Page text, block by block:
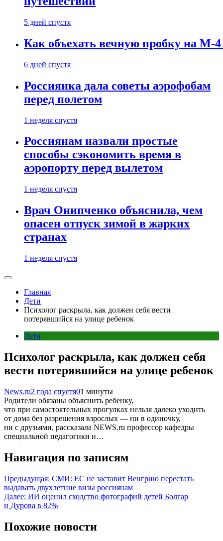
5 дней спустя
Как объехать вечную пробку на М-
6 дней спустя
Россиянка дала советы аэрофобам
перед полетом
1 неделя спустя
Россиянам назвали простые
способы сэкономить время в
аэропорту перед вылетом
1 неделя спустя
Врач Онипченко объяснила, чем
опасен отпуск зимой в жарких
странах
1 неделя спустя
Главная
Дети
Психолог раскрыла, как должен себя вести
потерявшийся на улице ребенок
Дети
Психолог раскрыла, как должен себя
вести потерявшийся на улице ребенок
News.ru2 года спустя01 минуты
Родители обязаны объяснить ребенку,
что при самостоятельных прогулках нельзя далеко уходить
от дома без разрешения взрослых — ни в одиночку,
ни с друзьями, рассказала NEWS.ru профессор кафедры
специальной педагогики и…
Навигация по записям
Предыдущая: СМИ: ЕС не заставит Венгрию перестать
выдавать двухлетние визы россиянам
Далее: ИИ оценил сходство фотографий детей Болгар
и Дурова в 82%
Похожие новости